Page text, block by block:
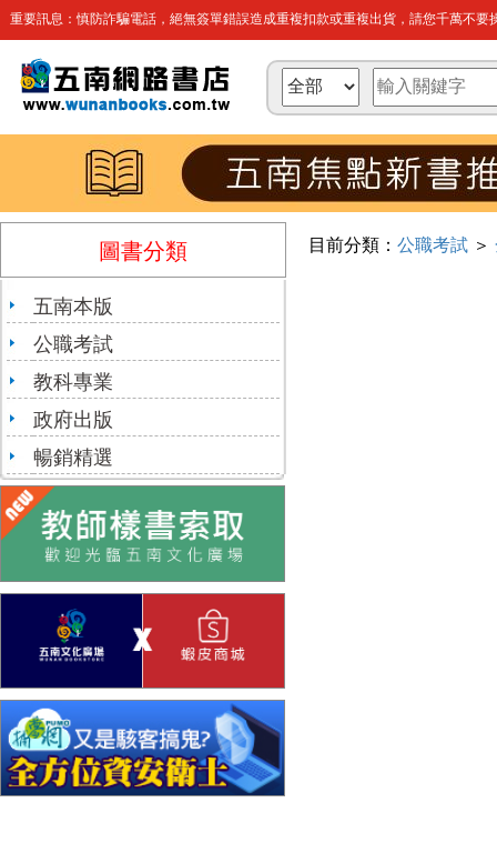
重要訊息：慎防詐騙電話，絕無簽單錯誤造成重複扣款或重複出貨，請您千萬不要
圖書分類
五南本版
公職考試
教科專業
政府出版
暢銷精選
目前分類： 公職考試 ＞